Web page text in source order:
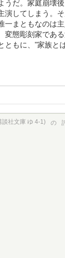
だ。家庭崩壊
してしまう。
まともなのは
態彫刻家であ
ともに、"家族と
社文庫 ゆ 4-1) の